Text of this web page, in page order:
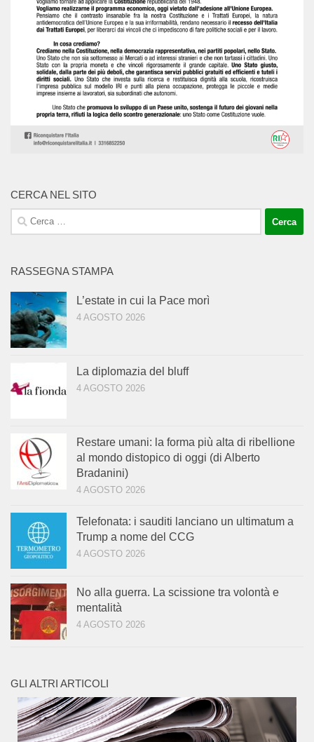
CERCA NEL SITO
Ricerca
per:
RASSEGNA STAMPA
L’estate in cui la Pace morì
4 AGOSTO 2026
La diplomazia del bluff
4 AGOSTO 2026
Restare umani: la forma più alta di ribellione
al mondo distopico di oggi (di Alberto
Bradanini)
4 AGOSTO 2026
Telefonata: i sauditi lanciano un ultimatum a
Trump a nome del CCG
4 AGOSTO 2026
No alla guerra. La scissione tra volontà e
mentalità
4 AGOSTO 2026
GLI ALTRI ARTICOLI